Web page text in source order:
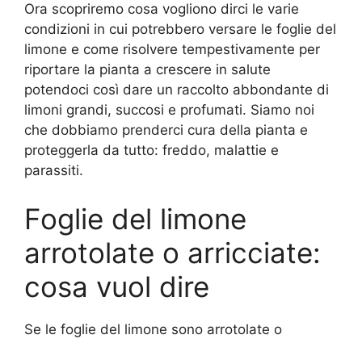
Ora scopriremo cosa vogliono dirci le varie
condizioni in cui potrebbero versare le foglie del
limone e come risolvere tempestivamente per
riportare la pianta a crescere in salute
potendoci così dare un raccolto abbondante di
limoni grandi, succosi e profumati. Siamo noi
che dobbiamo prenderci cura della pianta e
proteggerla da tutto: freddo, malattie e
parassiti.
Foglie del limone
arrotolate o arricciate:
cosa vuol dire
Se le foglie del limone sono arrotolate o